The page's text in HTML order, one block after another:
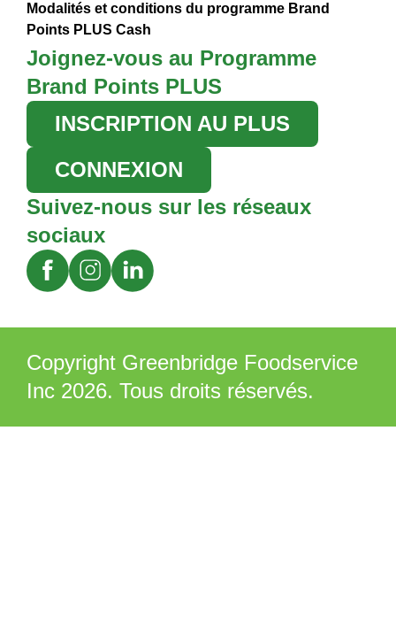
Modalités et conditions du programme Brand
Points PLUS Cash
Joignez-vous au Programme
Brand Points PLUS
INSCRIPTION AU PLUS
CONNEXION
Suivez-nous sur les réseaux
sociaux
Copyright Greenbridge Foodservice
Inc 2026. Tous droits réservés.